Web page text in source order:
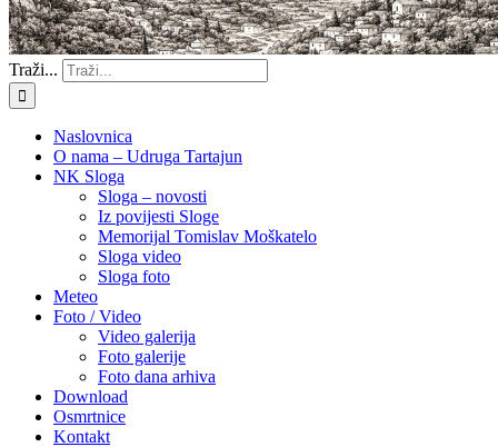
Traži...
Naslovnica
O nama – Udruga Tartajun
NK Sloga
Sloga – novosti
Iz povijesti Sloge
Memorijal Tomislav Moškatelo
Sloga video
Sloga foto
Meteo
Foto / Video
Video galerija
Foto galerije
Foto dana arhiva
Download
Osmrtnice
Kontakt